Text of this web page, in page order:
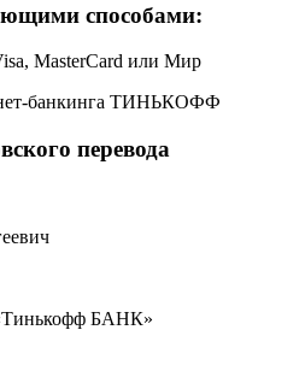
способами:
MasterCard или Мир
банкинга ТИНЬКОФФ
перевода
БАНК»